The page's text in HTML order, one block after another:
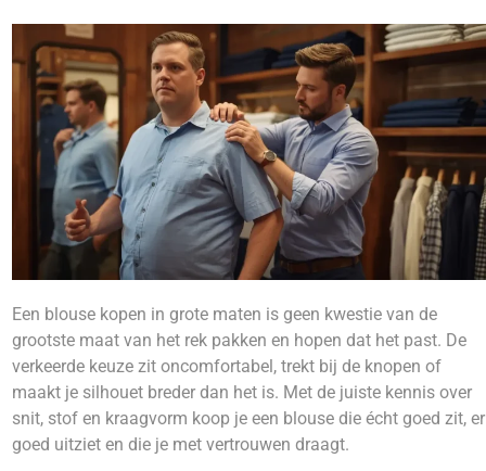
Een blouse kopen in grote maten is geen kwestie van de
grootste maat van het rek pakken en hopen dat het past. De
verkeerde keuze zit oncomfortabel, trekt bij de knopen of
maakt je silhouet breder dan het is. Met de juiste kennis over
snit, stof en kraagvorm koop je een blouse die écht goed zit, er
goed uitziet en die je met vertrouwen draagt.